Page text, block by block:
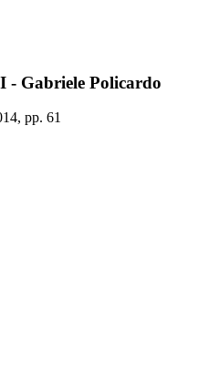
Gabriele Policardo
pp. 61